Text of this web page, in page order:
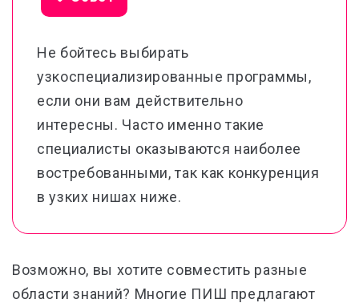
Не бойтесь выбирать
узкоспециализированные программы,
если они вам действительно
интересны. Часто именно такие
специалисты оказываются наиболее
востребованными, так как конкуренция
в узких нишах ниже.
Возможно, вы хотите совместить разные
области знаний? Многие ПИШ предлагают